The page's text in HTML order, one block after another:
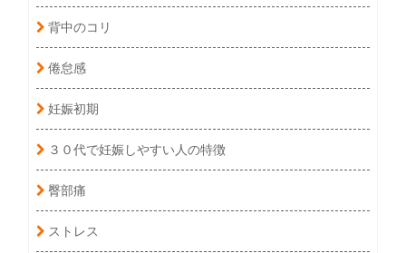
背中のコリ
倦怠感
妊娠初期
３０代で妊娠しやすい人の特徴
臀部痛
ストレス